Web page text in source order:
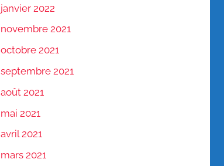
janvier 2022
novembre 2021
octobre 2021
septembre 2021
août 2021
mai 2021
avril 2021
mars 2021